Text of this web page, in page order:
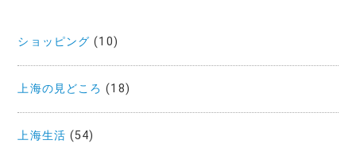
ショッピング (10)
上海の見どころ (18)
上海生活 (54)